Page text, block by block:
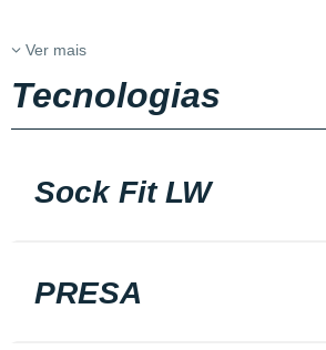
Ver mais
Tecnologias
Sock Fit LW
PRESA